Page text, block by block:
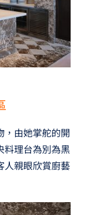
由她掌舵的開
料理台為別為黑
人親眼欣賞廚藝